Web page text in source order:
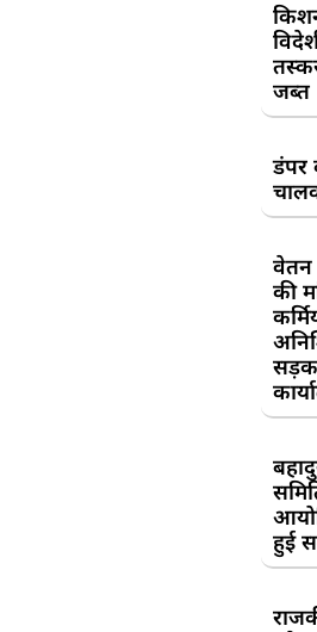
जब्त
डंपर
वेतन
की
हुई